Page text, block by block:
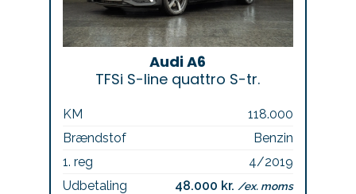
Audi A6
TFSi S-line quattro S-tr.
KM
118.000
Brændstof
Benzin
1. reg
4/2019
Udbetaling
48.000 kr./ex. moms